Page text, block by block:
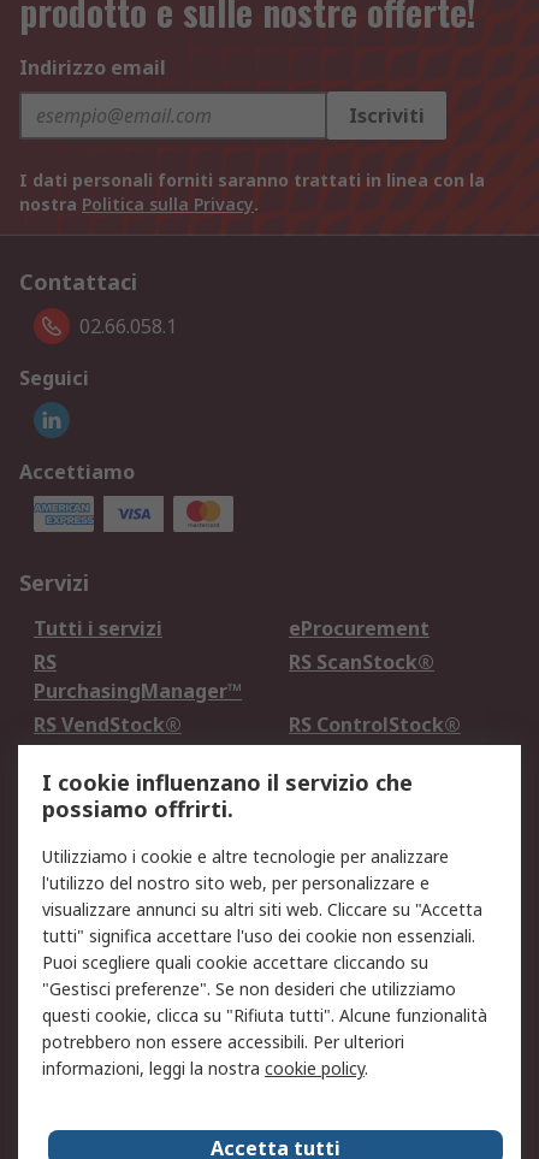
prodotto e sulle nostre offerte!
Indirizzo email
Iscriviti
I dati personali forniti saranno trattati in linea con la
nostra Politica sulla Privacy.
Contattaci
02.66.058.1
Seguici
Accettiamo
Servizi
Tutti i servizi
eProcurement
RS
PurchasingManager™
RS ScanStock®
RS VendStock®
RS ControlStock®
Legale
Informativa Cookie
Informativa Privacy -
Aggiornata
Email Security
Termini d'uso
Condizioni di vendita
Condizioni generali di
servizio
Etica e responsabilità
Chi Siamo
Chi Siamo
Contattaci
I cookie influenzano il servizio che
possiamo offrirti.
Utilizziamo i cookie e altre tecnologie per analizzare
l'utilizzo del nostro sito web, per personalizzare e
visualizzare annunci su altri siti web. Cliccare su "Accetta
tutti" significa accettare l'uso dei cookie non essenziali.
Puoi scegliere quali cookie accettare cliccando su
"Gestisci preferenze". Se non desideri che utilizziamo
questi cookie, clicca su "Rifiuta tutti". Alcune funzionalità
potrebbero non essere accessibili. Per ulteriori
informazioni, leggi la nostra cookie policy.
Accetta tutti